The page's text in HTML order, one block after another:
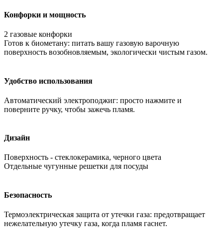
Конфорки и мощность
2 газовые конфорки
Готов к биометану: питать вашу газовую варочную
поверхность возобновляемым, экологически чистым газом.
Удобство использования
Автоматический электроподжиг: просто нажмите и
поверните ручку, чтобы зажечь пламя.
Дизайн
Поверхность - стеклокерамика, черного цвета
Отдельные чугунные решетки для посуды
Безопасность
Термоэлектрическая защита от утечки газа: предотвращает
нежелательную утечку газа, когда пламя гаснет.